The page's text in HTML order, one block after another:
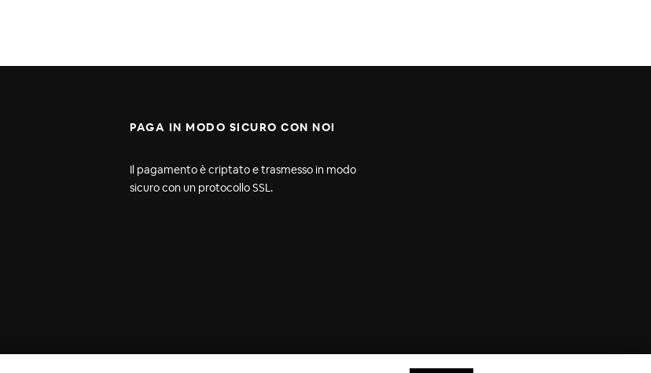
PAGA IN MODO SICURO CON NOI
Il pagamento è criptato e trasmesso in modo
sicuro con un protocollo SSL.